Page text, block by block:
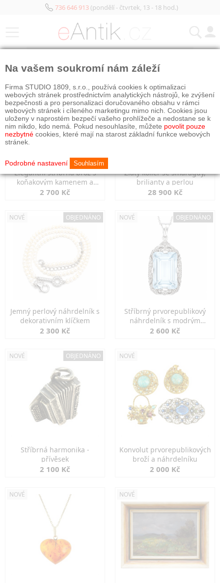
736 646 913(pondělí - čtvrtek, 13 - 18 hod.)
Elegantní stříbrná brož s
koňakovým kamenem a
markazity
2 700 Kč
Zlatý kolier se smaragdy,
brilianty a perlou
28 900 Kč
NOVÉ OBJEDNÁNO
Jemný perlový náhrdelník s
dekorativním klíčkem
2 300 Kč
NOVÉ OBJEDNÁNO
Stříbrný prvorepublikový
náhrdelník s modrým
spinelem
2 600 Kč
NOVÉ OBJEDNÁNO
Stříbrná harmonika -
přívěsek
2 100 Kč
NOVÉ
Konvolut prvorepublikových
broží a náhrdelníku
2 000 Kč
NOVÉ NOVÉ
Na vašem soukromí nám záleží
Firma STUDIO 1809, s.r.o., používá cookies k optimalizaci
webových stránek prostřednictvím analytických nástrojů, ke zvýšení
bezpečnosti a pro personalizaci doručovaného obsahu v rámci
webových stránek i cíleného marketingu mimo nich. Cookies jsou
uloženy v naprostém bezpečí vašeho prohlížeče a nedostane se k
nim nikdo, kdo nemá. Pokud nesouhlasíte, můžete povolit pouze
nezbytné cookies, které mají na starost základní funkce webových
stránek.
Podrobné nastavení Souhlasím